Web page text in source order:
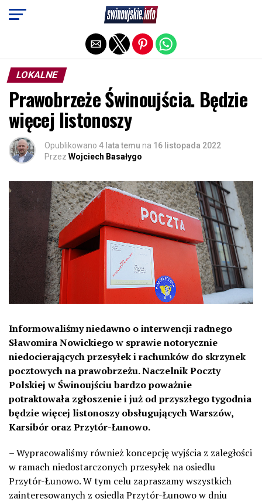
LOKALNE
Prawobrzeże Świnoujścia. Będzie
więcej listonoszy
Opublikowano 4 lata temu na 16 listopada 2022
Przez Wojciech Basałygo
Informowaliśmy niedawno o interwencji radnego
Sławomira Nowickiego w sprawie notorycznie
niedocierających przesyłek i rachunków do skrzynek
pocztowych na prawobrzeżu. Naczelnik Poczty
Polskiej w Świnoujściu bardzo poważnie
potraktowała zgłoszenie i już od przyszłego tygodnia
będzie więcej listonoszy obsługujących Warszów,
Karsibór oraz Przytór-Łunowo.
– Wypracowaliśmy również koncepcję wyjścia z zaległości
w ramach niedostarczonych przesyłek na osiedlu
Przytór-Łunowo. W tym celu zapraszamy wszystkich
zainteresowanych z osiedla Przytór-Łunowo w dniu
Exit mobile version